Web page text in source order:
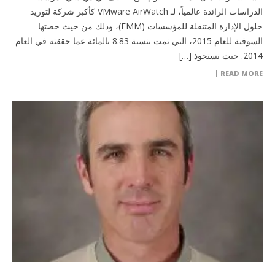
الدراسات الرائدة عالمياً، لـ VMware AirWatch كأكبر شركة لتوريد
حلول الإدارة المتنقلة للمؤسسات (EMM)، وذلك من حيث حصتها
السوقية للعام 2015، التي نمت بنسبة 8.83 بالمائة عما حققته في العام
2014. حيث تستحوذ […]
READ MORE